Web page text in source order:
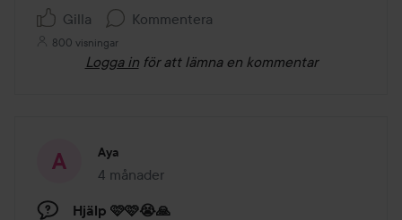
Gilla Kommentera
800 visningar
Logga in för att lämna en kommentar
Aya
4 månader
Inlägget skapades 4 månader
Hjälp 🩷🩷😭🙏